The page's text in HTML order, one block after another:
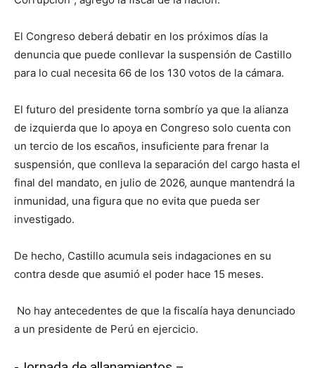
El Congreso deberá debatir en los próximos días la
denuncia que puede conllevar la suspensión de Castillo
para lo cual necesita 66 de los 130 votos de la cámara.
El futuro del presidente torna sombrío ya que la alianza
de izquierda que lo apoya en Congreso solo cuenta con
un tercio de los escaños, insuficiente para frenar la
suspensión, que conlleva la separación del cargo hasta el
final del mandato, en julio de 2026, aunque mantendrá la
inmunidad, una figura que no evita que pueda ser
investigado.
De hecho, Castillo acumula seis indagaciones en su
contra desde que asumió el poder hace 15 meses.
No hay antecedentes de que la fiscalía haya denunciado
a un presidente de Perú en ejercicio.